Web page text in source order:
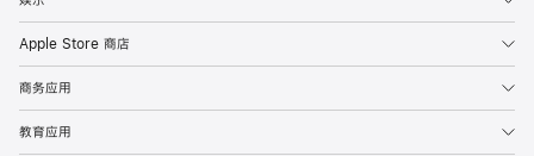
Apple Store 商店
商务应用
教育应用